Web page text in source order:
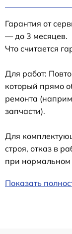
Гарантия от
— до 3 месяцев.
Что считается
Для работ:
который прямо
ремонта
запчасти).
Для
строя, отказ в
при нормальном
Показать